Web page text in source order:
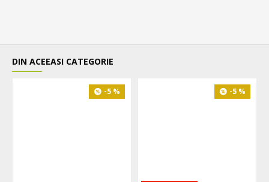
DIN ACEEASI CATEGORIE
-5 % -5 %